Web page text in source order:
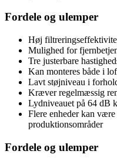
Fordele og ulemper
Høj
Mulighed for
Tre justerbare
Kan monteres både i
Lavt støjniveau i
Kræver regelmæssig
Lydniveauet på 64 dB
Flere enheder kan
produktionsområder
Fordele og ulemper